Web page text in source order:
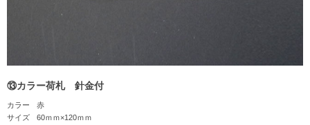
⑬カラー荷札 針金付
カラー
赤
サイズ
60ｍｍ×120ｍｍ